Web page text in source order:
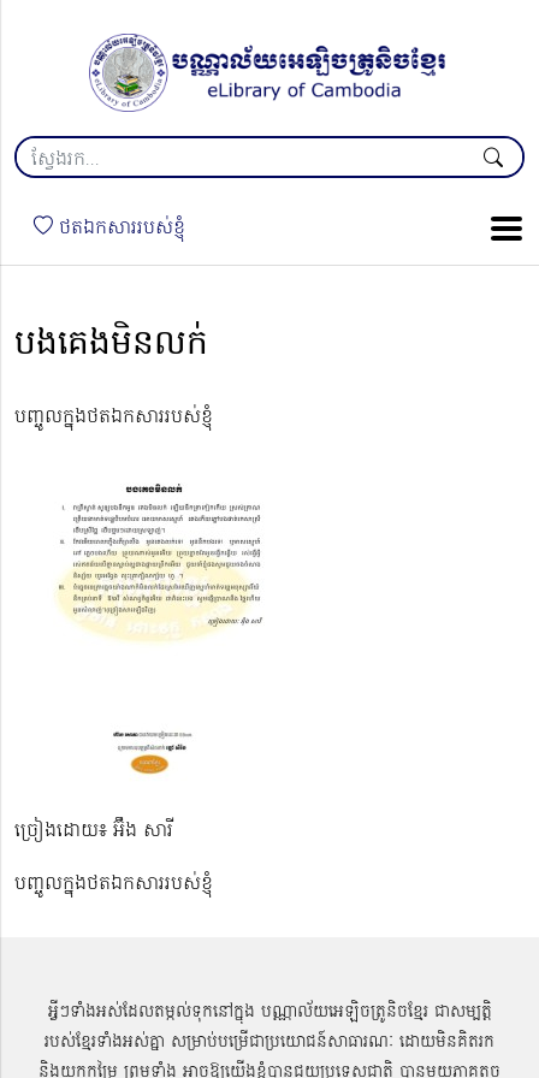
ថតឯកសាររបស់ខ្ញុំ
បងគេងមិនលក់
បញ្ចូលក្នុងថតឯកសាររបស់ខ្ញុំ
ច្រៀងដោយ៖ អ៊ឹង សារី
បញ្ចូលក្នុងថតឯកសាររបស់ខ្ញុំ
អ្វីៗទាំងអស់ដែលតម្កល់ទុកនៅក្នុង បណ្ណាល័យអេឡិចត្រូនិចខ្មែរ ជាសម្បតិ្ត
របស់ខ្មែរទាំងអស់គ្នា សម្រាប់បម្រើជាប្រយោជន៍សាធារណៈ ដោយមិនគិតរក